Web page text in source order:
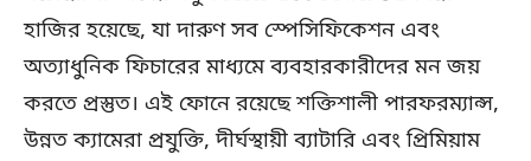
হাজির হয়েছে, যা দারুণ সব স্পেসিফিকেশন এবং
অত্যাধুনিক ফিচারের মাধ্যমে ব্যবহারকারীদের মন জয়
করতে প্রস্তুত। এই ফোনে রয়েছে শক্তিশালী পারফরম্যান্স,
উন্নত ক্যামেরা প্রযুক্তি, দীর্ঘস্থায়ী ব্যাটারি এবং প্রিমিয়াম